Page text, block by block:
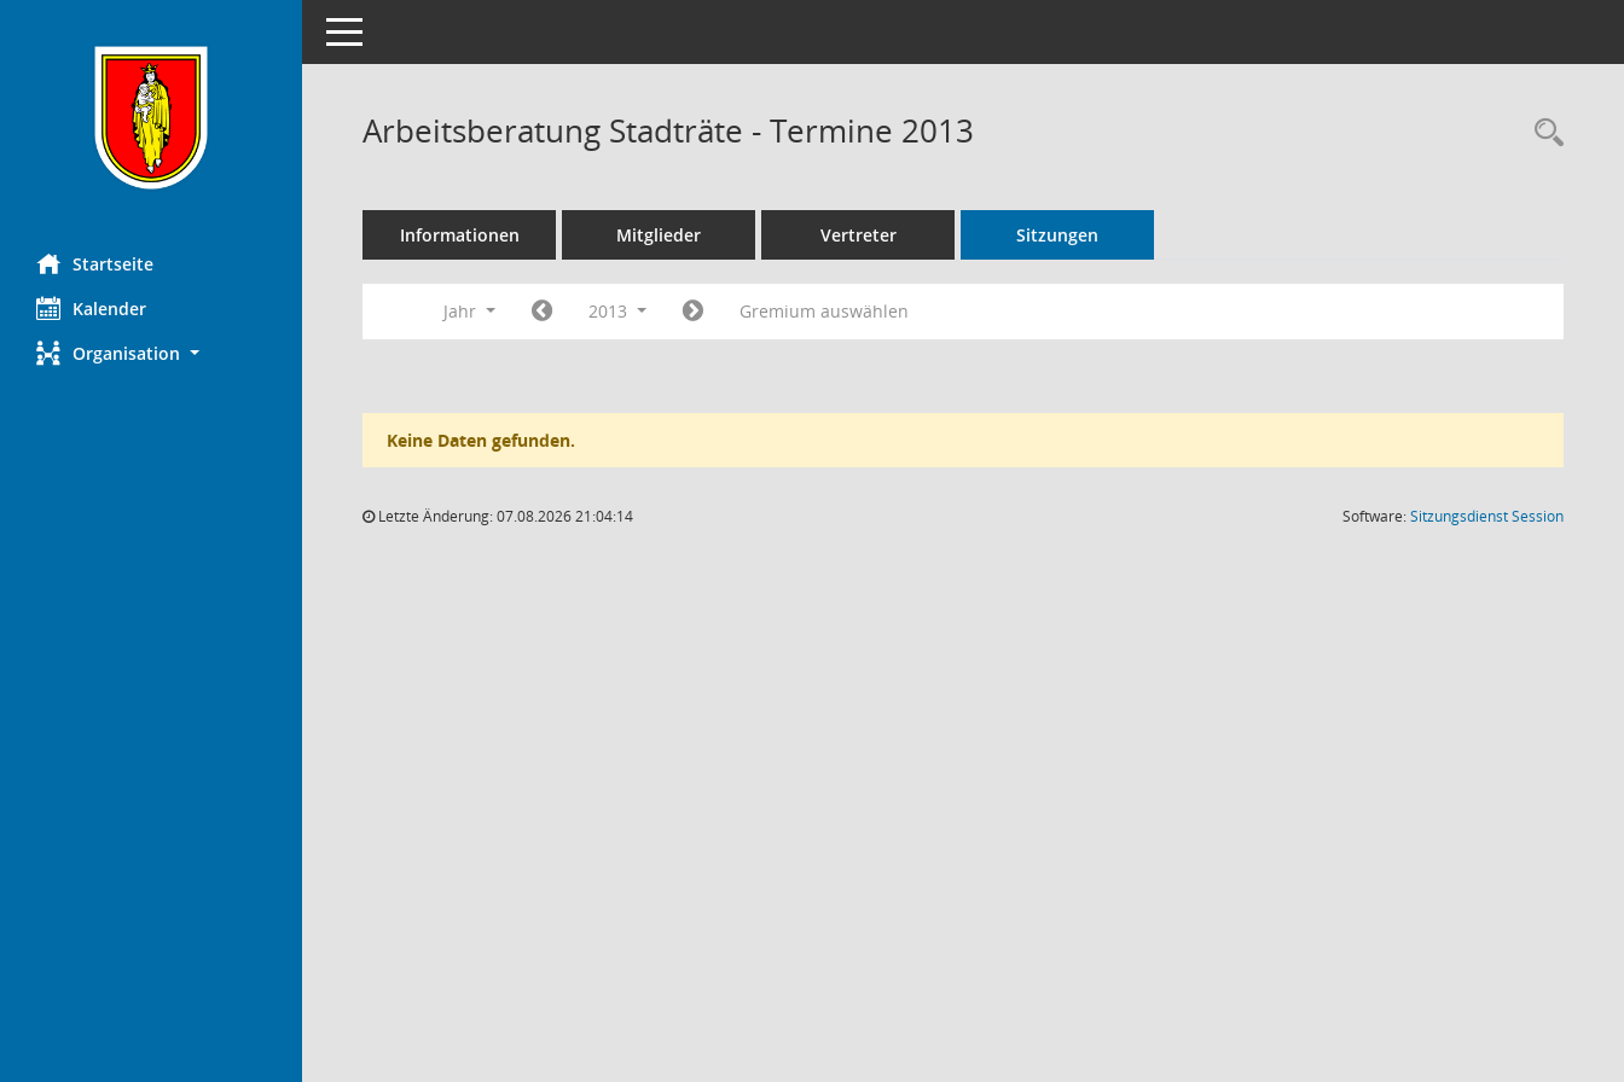
Startseite
Kalender
Organisation
Toggle navigation
Arbeitsberatung Stadträte - Termine 2013
Informationen Mitglieder Vertreter Sitzungen
Jahr 2013 Gremium auswählen
Keine Daten gefunden.
Letzte Änderung: 07.08.2026 21:04:14 Software:SitzungsdienstSession(Wird in